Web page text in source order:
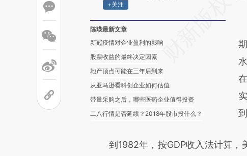
+关注
陈瑛最新文章
新冠疫情对企业盈利的影响
股票收益的最终决定因素
地产顶点可能在三年后到来
从亚马逊看科创企业如何估值
带量采购之后，哪些医药企业值得投资
二八行情是否延续？2018年股市投什么？
到1982年，按GDP收入法计算，美